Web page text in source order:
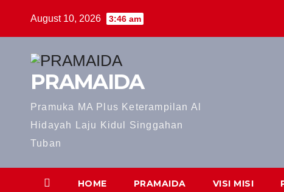
August 10, 2026 3:46 am
PRAMAIDA
Pramuka MA Plus Keterampilan Al
Hidayah Laju Kidul Singgahan
Tuban
HOME PRAMAIDA VISI MISI